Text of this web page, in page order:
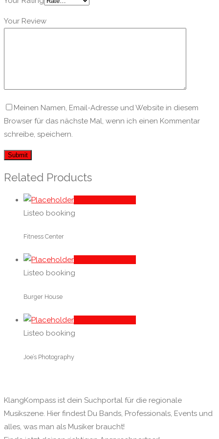
Your Review
Meinen Namen, Email-Adresse und Website in diesem
Browser für das nächste Mal, wenn ich einen Kommentar
schreibe, speichern.
Related Products
Listeo booking
Fitness Center
Listeo booking
Burger House
Listeo booking
Joe’s Photography
KlangKompass ist dein Suchportal für die regionale
Musikszene. Hier findest Du Bands, Professionals, Events und
alles, was man als Musiker braucht!